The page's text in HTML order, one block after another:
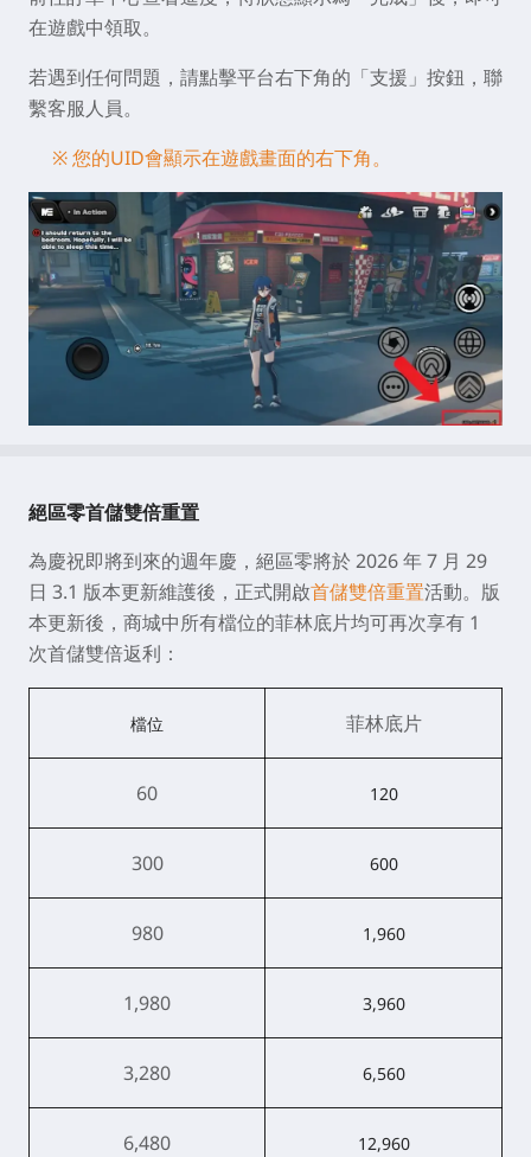
在遊戲中領取。
若遇到任何問題，請點擊平台右下角的「支援」按鈕，聯
繫客服人員。
※ 您的UID會顯示在遊戲畫面的右下角。
絕區零首儲雙倍重置
為慶祝即將到來的週年慶，絕區零將於 2026 年 7 月 29
日 3.1 版本更新維護後，正式開啟首儲雙倍重置活動。版
本更新後，商城中所有檔位的菲林底片均可再次享有 1
次首儲雙倍返利：
檔位 菲林底片
60 120
300 600
980 1,960
1,980 3,960
3,280 6,560
6,480 12,960